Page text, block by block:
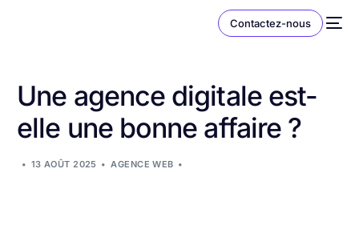
Contactez-nous
Une agence digitale est-
elle une bonne affaire ?
13 AOÛT 2025 AGENCE WEB